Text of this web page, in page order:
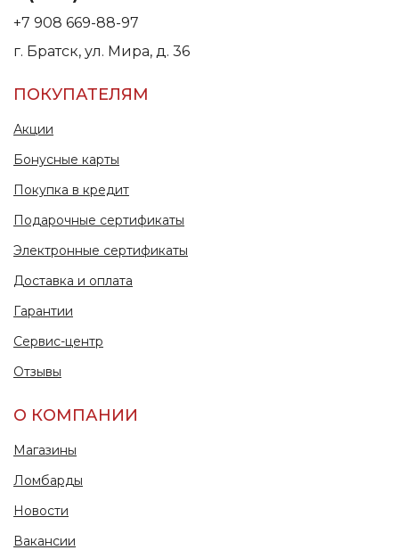
+7 908 669-88-97
г. Братск, ул. Мира, д. 36
ПОКУПАТЕЛЯМ
Акции
Бонусные карты
Покупка в кредит
Подарочные сертификаты
Электронные сертификаты
Доставка и оплата
Гарантии
Сервис-центр
Отзывы
О КОМПАНИИ
Магазины
Ломбарды
Новости
Вакансии